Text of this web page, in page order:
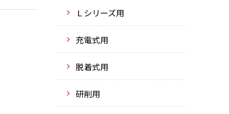
Ｌシリーズ用
充電式用
脱着式用
研削用